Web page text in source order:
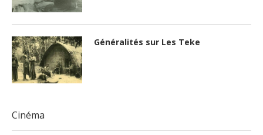
Généralités sur Les Teke
Cinéma